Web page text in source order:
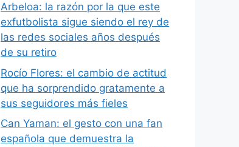
Arbeloa: la razón por la que este
exfutbolista sigue siendo el rey de
las redes sociales años después
de su retiro
Rocío Flores: el cambio de actitud
que ha sorprendido gratamente a
sus seguidores más fieles
Can Yaman: el gesto con una fan
española que demuestra la